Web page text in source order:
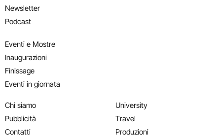
Newsletter
Podcast
Eventi e Mostre
Inaugurazioni
Finissage
Eventi in giornata
Chi siamo
Pubblicità
Contatti
University
Travel
Produzioni